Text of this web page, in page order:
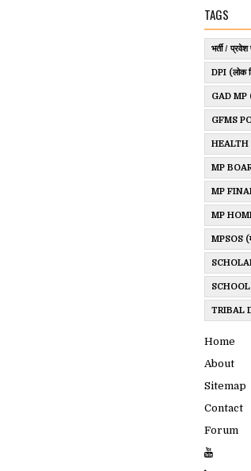
TAGS
भर्ती / प्रवेश
DPI (लोक
GAD MP
GFMS
HEALTH
MP
MP
MP
MPSOS
TRIBAL
Home
About
Sitemap
Contact
Forum